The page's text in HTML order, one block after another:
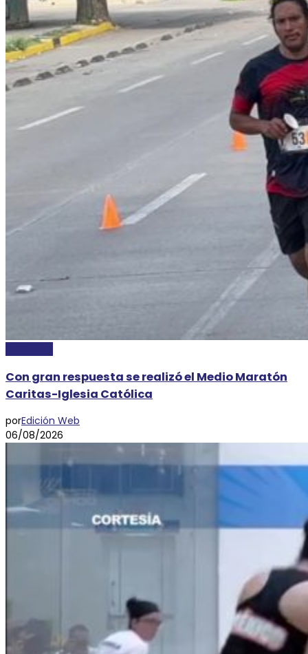
Con gran respuesta se realizó el Medio Maratón
Caritas-Iglesia Católica
porEdición Web
06/08/2026